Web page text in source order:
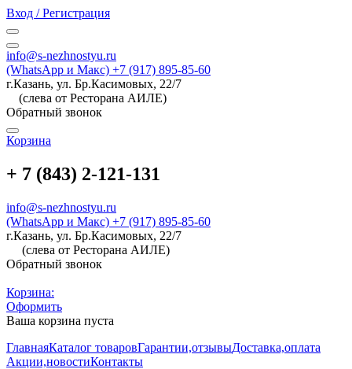
Вход / Регистрация
info@s-nezhnostyu.ru
(WhatsApp и Макс) +7 (917) 895-85-60
г.Казань, ул. Бр.Касимовых, 22/7
(слева от Ресторана АИЛЕ)
Обратный звонок
Корзина
+ 7 (843) 2-121-131
info@s-nezhnostyu.ru
(WhatsApp и Макс) +7 (917) 895-85-60
г.Казань, ул. Бр.Касимовых, 22/7
(слева от Ресторана АИЛЕ)
Обратный звонок
Корзина:
Оформить
Ваша корзина пуста
ГлавнаяКаталог товаровГарантии,отзывыДоставка,оплата
Акции,новостиКонтакты